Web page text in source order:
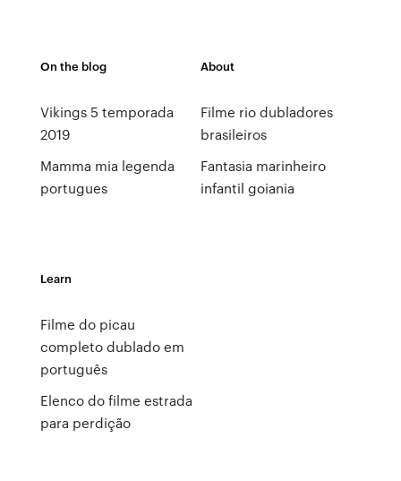
On the blog
Vikings 5 temporada
2019
Mamma mia legenda
portugues
About
Filme rio dubladores
brasileiros
Fantasia marinheiro
infantil goiania
Learn
Filme do picau
completo dublado em
português
Elenco do filme estrada
para perdição